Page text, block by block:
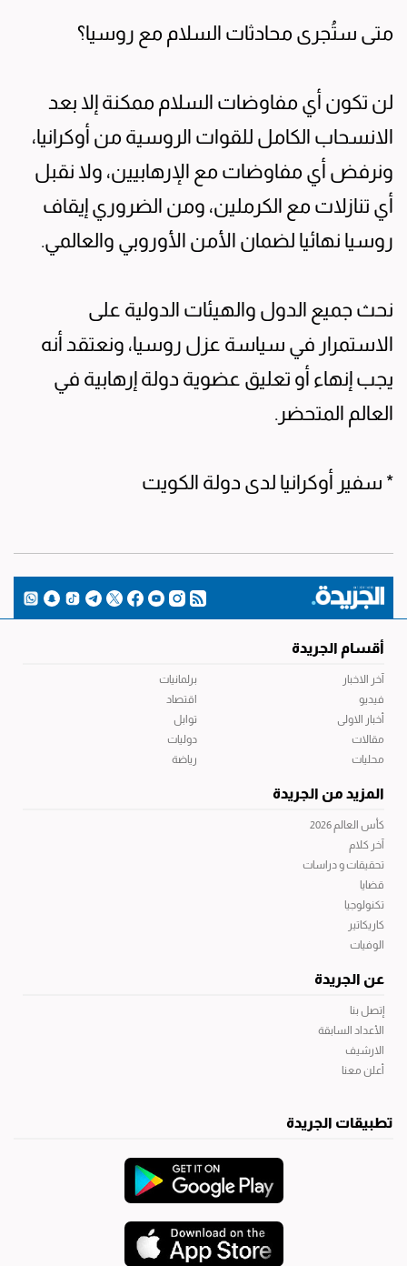
متى ستُجرى محادثات السلام مع روسيا؟
لن تكون أي مفاوضات السلام ممكنة إلا بعد
الانسحاب الكامل للقوات الروسية من أوكرانيا،
ونرفض أي مفاوضات مع الإرهابيين، ولا نقبل
أي تنازلات مع الكرملين، ومن الضروري إيقاف
روسيا نهائيا لضمان الأمن الأوروبي والعالمي.
نحث جميع الدول والهيئات الدولية على
الاستمرار في سياسة عزل روسيا، ونعتقد أنه
يجب إنهاء أو تعليق عضوية دولة إرهابية في
العالم المتحضر.
* سفير أوكرانيا لدى دولة الكويت
أقسام الجريدة
آخر الاخبار
فيديو
أخبار الاولى
مقالات
محليات
برلمانيات
اقتصاد
توابل
دوليات
رياضة
المزيد من الجريدة
كأس العالم 2026
آخر كلام
تحقيقات و دراسات
قضايا
تكنولوجيا
كاريكاتير
الوفيات
عن الجريدة
إتصل بنا
الأعداد السابقة
الارشيف
أعلن معنا
تطبيقات الجريدة